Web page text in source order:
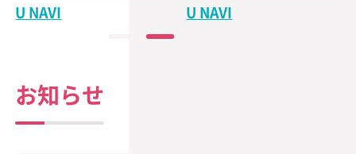
U NAVI
U NAVI
お知らせ